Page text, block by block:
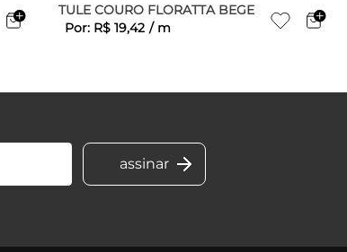
TULE COURO FLORATTA BEGE
Por: R$ 19,42 / m